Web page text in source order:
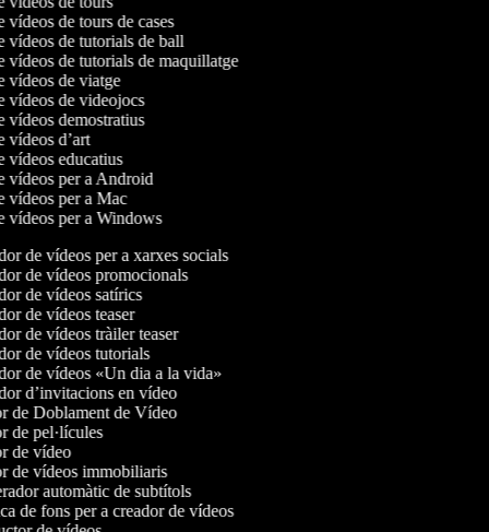
vídeos de tours de cases
vídeos de tutorials de ball
vídeos de tutorials de maquillatge
vídeos de viatge
vídeos de videojocs
vídeos demostratius
vídeos d’art
vídeos educatius
vídeos per a Android
vídeos per a Mac
vídeos per a Windows
de vídeos per a xarxes socials
de vídeos promocionals
de vídeos satírics
de vídeos teaser
de vídeos tràiler teaser
de vídeos tutorials
de vídeos «Un dia a la vida»
d’invitacions en vídeo
de Doblament de Vídeo
de pel·lícules
de vídeo
de vídeos immobiliaris
automàtic de subtítols
de fons per a creador de vídeos